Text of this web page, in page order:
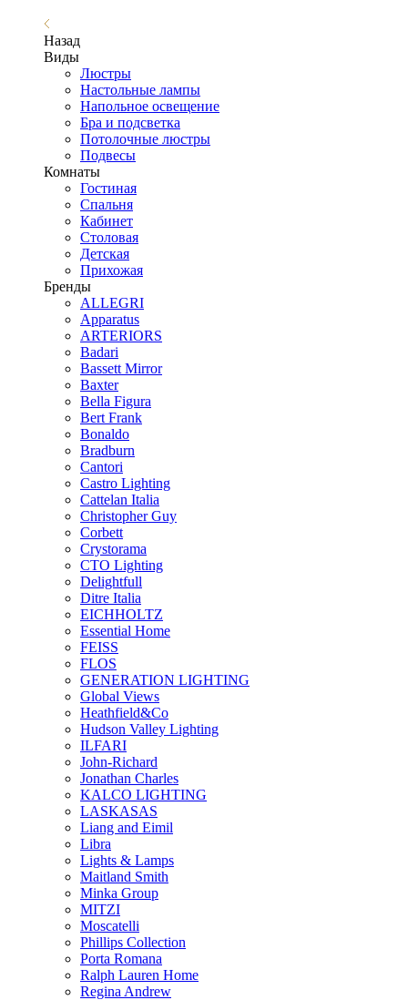
Назад
Виды
Люстры
Настольные лампы
Напольное освещение
Бра и подсветка
Потолочные люстры
Подвесы
Комнаты
Гостиная
Спальня
Кабинет
Столовая
Детская
Прихожая
Бренды
ALLEGRI
Apparatus
ARTERIORS
Badari
Bassett Mirror
Baxter
Bella Figura
Bert Frank
Bonaldo
Bradburn
Cantori
Castro Lighting
Cattelan Italia
Christopher Guy
Corbett
Crystorama
CTO Lighting
Delightfull
Ditre Italia
EICHHOLTZ
Essential Home
FEISS
FLOS
GENERATION LIGHTING
Global Views
Heathfield&Co
Hudson Valley Lighting
ILFARI
John-Richard
Jonathan Charles
KALCO LIGHTING
LASKASAS
Liang and Eimil
Libra
Lights & Lamps
Maitland Smith
Minka Group
MITZI
Moscatelli
Phillips Collection
Porta Romana
Ralph Lauren Home
Regina Andrew